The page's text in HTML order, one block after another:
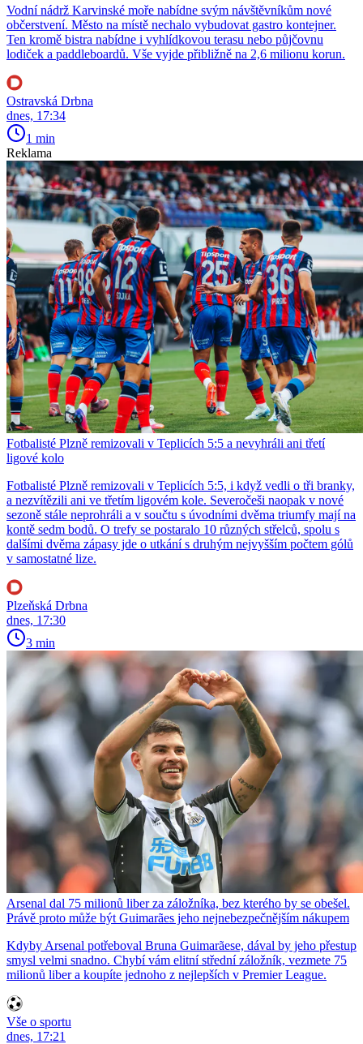
Vodní nádrž Karvinské moře nabídne svým návštěvníkům nové
občerstvení. Město na místě nechalo vybudovat gastro kontejner.
Ten kromě bistra nabídne i vyhlídkovou terasu nebo půjčovnu
lodiček a paddleboardů. Vše vyjde přibližně na 2,6 milionu korun.
Ostravská Drbna
dnes, 17:34
1 min
Reklama
Fotbalisté Plzně remizovali v Teplicích 5:5 a nevyhráli ani třetí
ligové kolo
Fotbalisté Plzně remizovali v Teplicích 5:5, i když vedli o tři branky,
a nezvítězili ani ve třetím ligovém kole. Severočeši naopak v nové
sezoně stále neprohráli a v součtu s úvodními dvěma triumfy mají na
kontě sedm bodů. O trefy se postaralo 10 různých střelců, spolu s
dalšími dvěma zápasy jde o utkání s druhým nejvyšším počtem gólů
v samostatné lize.
Plzeňská Drbna
dnes, 17:30
3 min
Arsenal dal 75 milionů liber za záložníka, bez kterého by se obešel.
Právě proto může být Guimarães jeho nejnebezpečnějším nákupem
Kdyby Arsenal potřeboval Bruna Guimarãese, dával by jeho přestup
smysl velmi snadno. Chybí vám elitní střední záložník, vezmete 75
milionů liber a koupíte jednoho z nejlepších v Premier League.
Vše o sportu
dnes, 17:21